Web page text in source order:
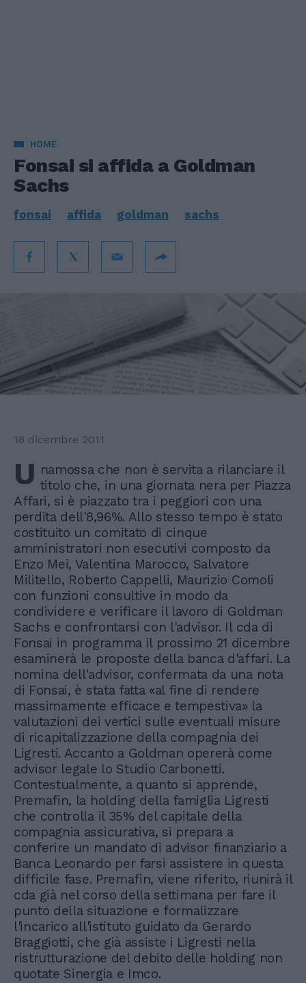
HOME
Fonsai si affida a Goldman
Sachs
fonsai affida goldman sachs
18 dicembre 2011
U namossa che non è servita a rilanciare il
titolo che, in una giornata nera per Piazza
Affari, si è piazzato tra i peggiori con una
perdita dell'8,96%. Allo stesso tempo è stato
costituito un comitato di cinque
amministratori non esecutivi composto da
Enzo Mei, Valentina Marocco, Salvatore
Militello, Roberto Cappelli, Maurizio Comoli
con funzioni consultive in modo da
condividere e verificare il lavoro di Goldman
Sachs e confrontarsi con l'advisor. Il cda di
Fonsai in programma il prossimo 21 dicembre
esaminerà le proposte della banca d'affari. La
nomina dell'advisor, confermata da una nota
di Fonsai, è stata fatta «al fine di rendere
massimamente efficace e tempestiva» la
valutazioni dei vertici sulle eventuali misure
di ricapitalizzazione della compagnia dei
Ligresti. Accanto a Goldman opererà come
advisor legale lo Studio Carbonetti.
Contestualmente, a quanto si apprende,
Premafin, la holding della famiglia Ligresti
che controlla il 35% del capitale della
compagnia assicurativa, si prepara a
conferire un mandato di advisor finanziario a
Banca Leonardo per farsi assistere in questa
difficile fase. Premafin, viene riferito, riunirà il
cda già nel corso della settimana per fare il
punto della situazione e formalizzare
l'incarico all'istituto guidato da Gerardo
Braggiotti, che già assiste i Ligresti nella
ristrutturazione del debito delle holding non
quotate Sinergia e Imco.